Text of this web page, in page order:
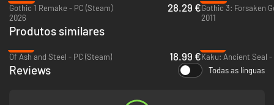
Gothic 1 Remake - PC (Steam)
2026
28.29 €
2011
Produtos similares
Of Ash and Steel - PC (Steam)
18.99 €Kaku: Ancient Seal -
Reviews Todas as línguas